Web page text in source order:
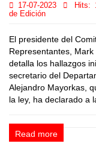
17-07-2023 Hits:
de Edición
El presidente del
Representantes,
detalla los hallazgos
secretario del
Alejandro Mayorkas,
la ley, ha declarado a
Read more